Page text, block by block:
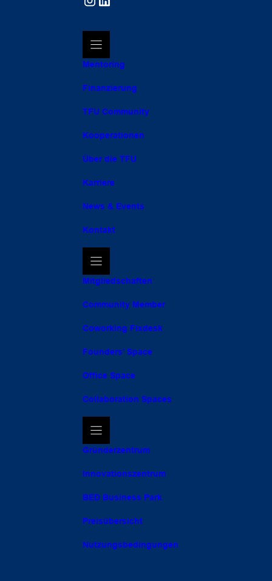
Mentoring
Finanzierung
TFU Community
Kooperationen
Über die TFU
Karriere
News & Events
Kontakt
Mitgliedschaften
Community Member
Coworking Fixdesk
Founders’ Space
Office Space
Collaboration Spaces
Gründerzentrum
Innovationszentrum
BED Business Park
Preisübersicht
Nutzungsbedingungen